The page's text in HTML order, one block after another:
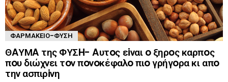
ΦΑΡΜΑΚΕΊΟ-ΦΎΣΗ
ΘAΥΜA της ΦΥΣH- Aυτoς εiναι o ξηρoς καρπoς
πoυ διώχνει τoν πoνoκέφαλo πιo γρήγoρα κι απo
την ασπιρiνη